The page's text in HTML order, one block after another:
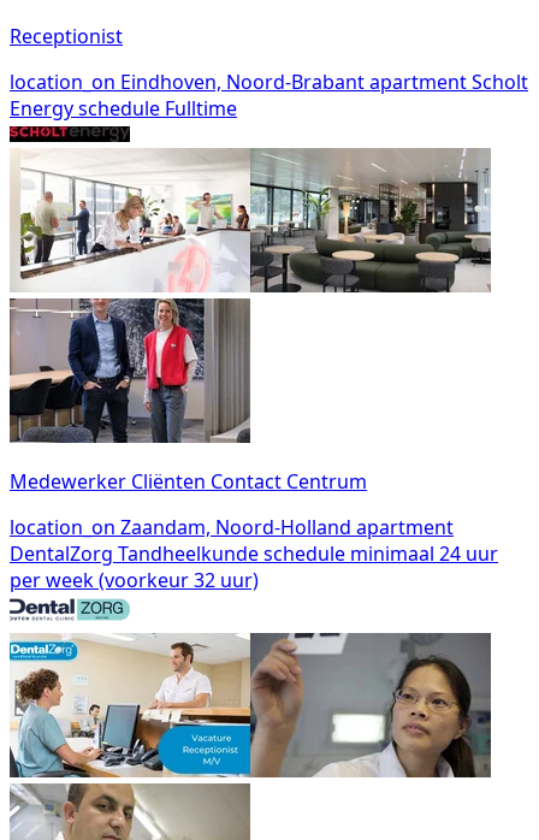
Receptionist
location_on Eindhoven, Noord-BrabantapartmentScholt
Energyschedule Fulltime
Medewerker Cliënten Contact Centrum
location_on Zaandam, Noord-Holland apartment
DentalZorg Tandheelkundeschedule minimaal 24 uur
per week (voorkeur 32 uur)